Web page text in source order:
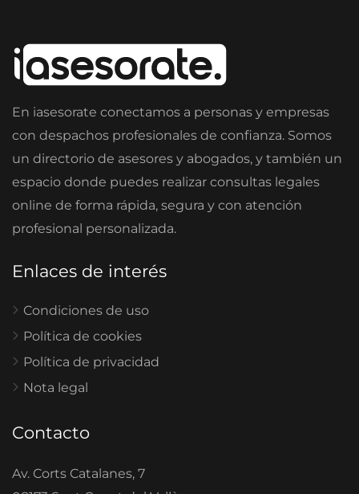
En iasesorate conectamos a personas y empresas
con despachos profesionales de confianza. Somos
un directorio de asesores y abogados, y también un
espacio donde puedes realizar consultas legales
online de forma rápida, segura y con atención
profesional personalizada.
Enlaces de interés
Condiciones de uso
Política de cookies
Política de privacidad
Nota legal
Contacto
Av. Corts Catalanes, 7